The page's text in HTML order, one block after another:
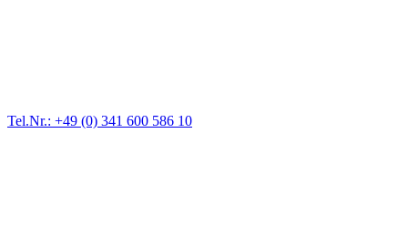
Tel.Nr.: +49 (0) 341 600 586 10